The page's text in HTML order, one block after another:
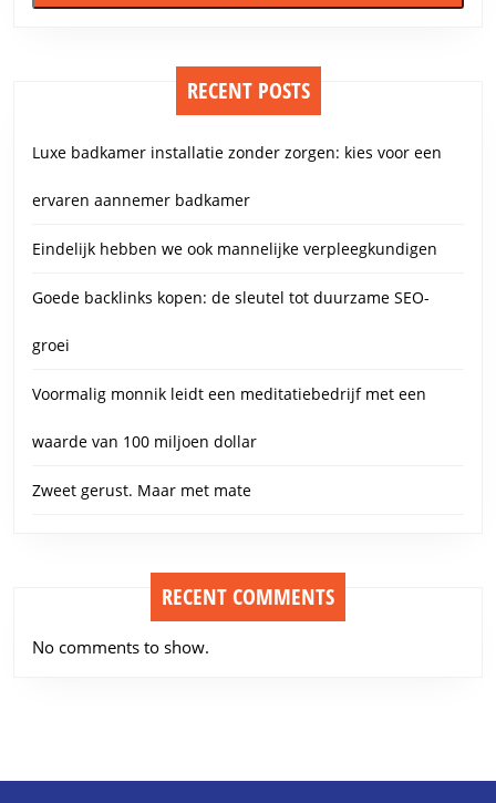
RECENT POSTS
Luxe badkamer installatie zonder zorgen: kies voor een
ervaren aannemer badkamer
Eindelijk hebben we ook mannelijke verpleegkundigen
Goede backlinks kopen: de sleutel tot duurzame SEO-
groei
Voormalig monnik leidt een meditatiebedrijf met een
waarde van 100 miljoen dollar
Zweet gerust. Maar met mate
RECENT COMMENTS
No comments to show.